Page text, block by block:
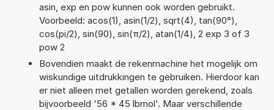
asin, exp en pow kunnen ook worden gebruikt.
Voorbeeld: acos(1), asin(1/2), sqrt(4), tan(90°),
cos(pi/2), sin(90), sin(π/2), atan(1/4), 2 exp 3 of 3
pow 2
Bovendien maakt de rekenmachine het mogelijk om
wiskundige uitdrukkingen te gebruiken. Hierdoor kan
er niet alleen met getallen worden gerekend, zoals
bijvoorbeeld '56 * 45 lbmol'. Maar verschillende